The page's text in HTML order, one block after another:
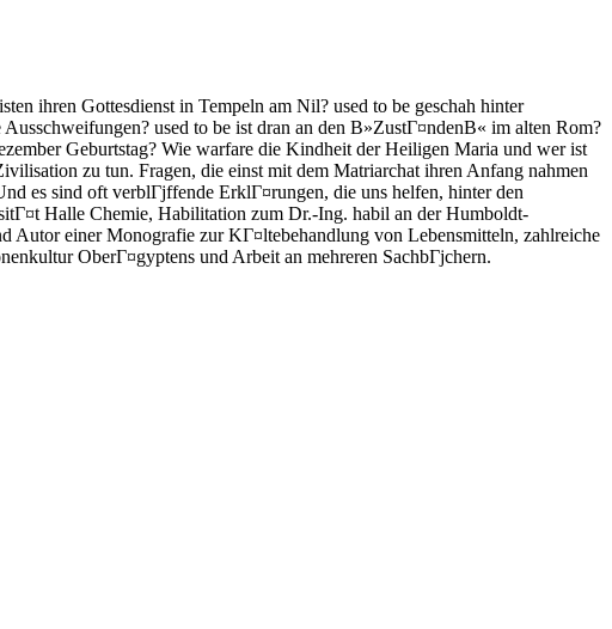
ihren Gottesdienst in Tempeln am Nil? used to be geschah hinter
used to be ist dran an den В»ZustГ¤ndenВ« im alten Rom?
Geburtstag? Wie warfare die Kindheit der Heiligen Maria und wer ist
zu tun. Fragen, die einst mit dem Matriarchat ihren Anfang nahmen
es sind oft verblГјffende ErklГ¤rungen, die uns helfen, hinter den
Halle Chemie, Habilitation zum Dr.-Ing. habil an der Humboldt-
Autor einer Monografie zur KГ¤ltebehandlung von Lebensmitteln, zahlreiche
OberГ¤gyptens und Arbeit an mehreren SachbГјchern.